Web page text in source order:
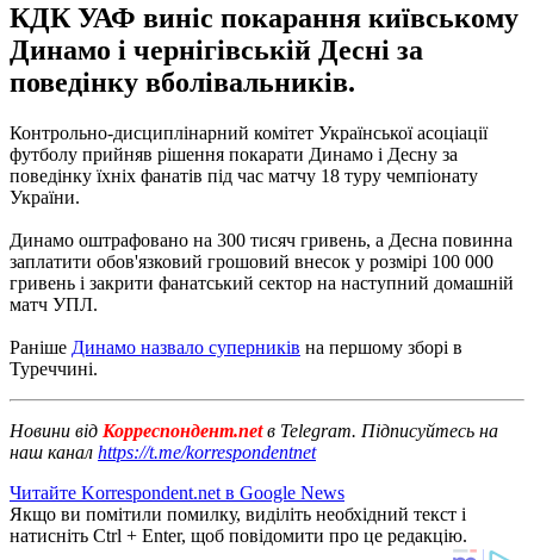
КДК УАФ виніс покарання київському
Динамо і чернігівській Десні за
поведінку вболівальників.
Контрольно-дисциплінарний комітет Української асоціації
футболу прийняв рішення покарати Динамо і Десну за
поведінку їхніх фанатів під час матчу 18 туру чемпіонату
України.
Динамо оштрафовано на 300 тисяч гривень, а Десна повинна
заплатити обов'язковий грошовий внесок у розмірі 100 000
гривень і закрити фанатський сектор на наступний домашній
матч УПЛ.
Раніше Динамо назвало суперників на першому зборі в
Туреччині.
Новини від Корреспондент.netв Telegram. Підписуйтесь на
наш канал https://t.me/korrespondentnet
Читайте Korrespondent.net в Google News
Якщо ви помітили помилку, виділіть необхідний текст і
натисніть Ctrl + Enter, щоб повідомити про це редакцію.